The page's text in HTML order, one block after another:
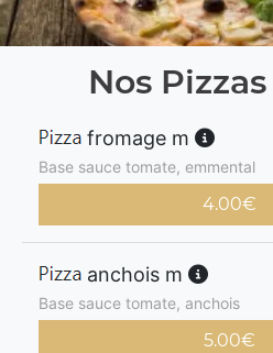
Nos
fromage m
Base sauce tomate, emmental
4.00€
anchois m
Base sauce tomate, anchois
5.00€